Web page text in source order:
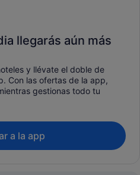
llegarás aún más
y llévate el doble de
Con las ofertas de la app,
gestionas todo tu
a la app